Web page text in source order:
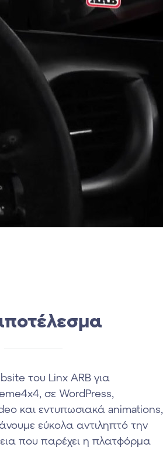
του Linx ARB για
σε WordPress,
και εντυπωσιακά animations,
εύκολα αντιληπτό την
που παρέχει η πλατφόρμα